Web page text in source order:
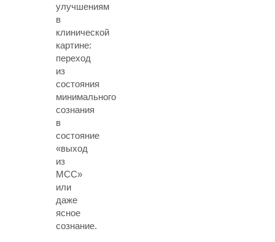
улучшениям
в
клинической
картине:
переход
из
состояния
минимального
сознания
в
состояние
«выход
из
МСС»
или
даже
ясное
сознание.